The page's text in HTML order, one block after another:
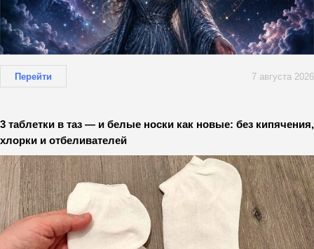
Перейти 7 августа 2026
3 таблетки в таз — и белые носки как новые: без кипячения,
хлорки и отбеливателей